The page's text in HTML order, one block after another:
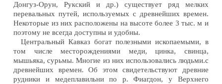
Донгуз-Орун, Рукский и др.) существует ряд мелких
перевальных путей, используемых с древнейших времен.
Некоторые из них расположены на высоте более 3 тыс. м и
поэтому не всегда доступны и удобны.
Центральный Кавказ богат полезными ископаемыми, в
том числе месторождениями меди, цинка, свинца,
мышьяка, сурьмы. Многие из них использовались людьми.с
древнейших времен. Об этом свидетельствуют древние
рудники и медеплавильни по р. Фиагдон, у Верхнего